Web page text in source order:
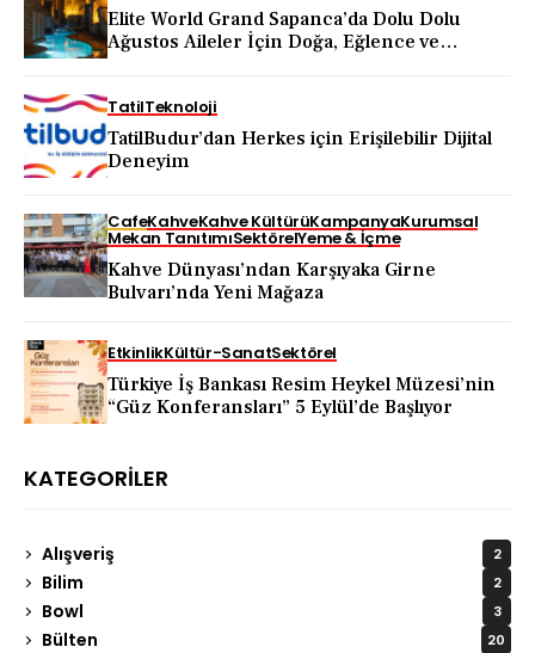
Elite World Grand Sapanca’da Dolu Dolu
Ağustos Aileler İçin Doğa, Eğlence ve
TatilTeknoloji
TatilBudur’dan Herkes için Erişilebilir Dijital
Deneyim
CafeKahveKahve KültürüKampanyaKurumsal
Mekan TanıtımıSektörelYeme & İçme
Kahve Dünyası’ndan Karşıyaka Girne
Bulvarı’nda Yeni Mağaza
EtkinlikKültür-SanatSektörel
Türkiye İş Bankası Resim Heykel Müzesi’nin
“Güz Konferansları” 5 Eylül’de Başlıyor
KATEGORILER
Alışveriş 2
Bilim 2
Bowl 3
Bülten 20